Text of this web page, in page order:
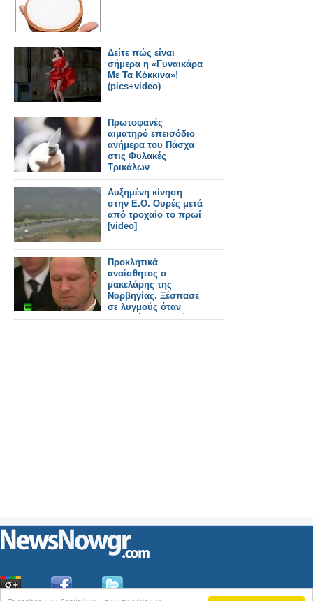
Δείτε πώς είναι
σήμερα η «Γυναικάρα
Με Τα Κόκκινα»!
(pics+video)
Πρωτοφανές
αιματηρό επεισόδιο
ανήμερα του Πάσχα
στις Φυλακές
Τρικάλων
Αυξημένη κίνηση
στην Ε.Ο. Ουρές μετά
από τροχαίο το πρωί
[video]
Προκλητικά
αναίσθητος ο
μακελάρης της
Νορβηγίας. Ξέσπασε
σε λυγμούς όταν
προβλήθηκε το βίντεο